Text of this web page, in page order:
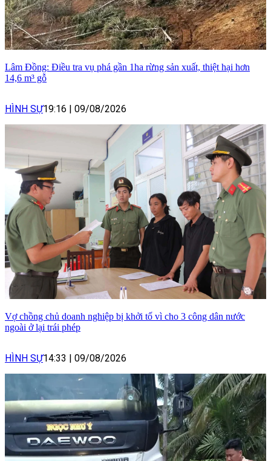
Lâm Đồng: Điều tra vụ phá gần 1ha rừng sản xuất, thiệt hại hơn
14,6 m³ gỗ
HÌNH SỰ19:16 09/08/2026
Vợ chồng chủ doanh nghiệp bị khởi tố vì cho 3 công dân nước
ngoài ở lại trái phép
HÌNH SỰ14:33 09/08/2026